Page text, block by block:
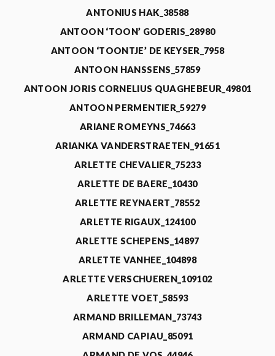
ANTONIUS HAK_38588
ANTOON ‘TOON’ GODERIS_28980
ANTOON ‘TOONTJE’ DE KEYSER_7958
ANTOON HANSSENS_57859
ANTOON JORIS CORNELIUS QUAGHEBEUR_49801
ANTOON PERMENTIER_59279
ARIANE ROMEYNS_74663
ARIANKA VANDERSTRAETEN_91651
ARLETTE CHEVALIER_75233
ARLETTE DE BAERE_10430
ARLETTE REYNAERT_78552
ARLETTE RIGAUX_124100
ARLETTE SCHEPENS_14897
ARLETTE VANHEE_104898
ARLETTE VERSCHUEREN_109102
ARLETTE VOET_58593
ARMAND BRILLEMAN_73743
ARMAND CAPIAU_85091